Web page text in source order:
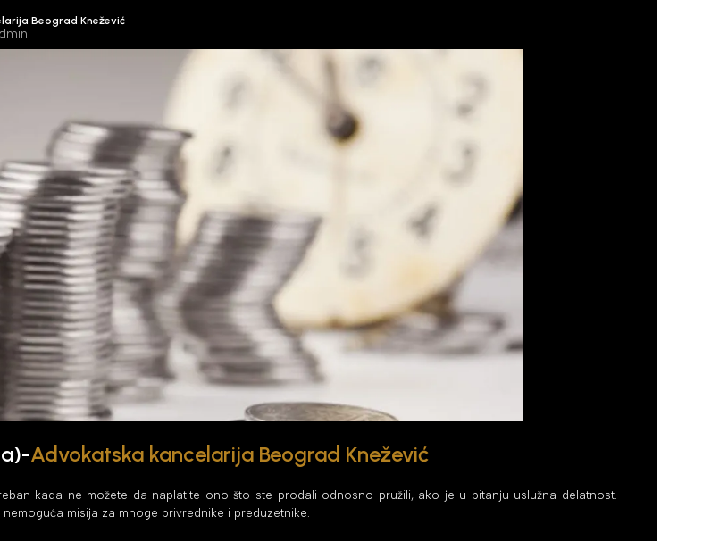
Beograd Knežević
Advokatska kancelarija Beograd Knežević
kada ne možete da naplatite ono što ste prodali odnosno pružili, ako je u pitanju uslužna delatnost.
misija za mnoge privrednike i preduzetnike.